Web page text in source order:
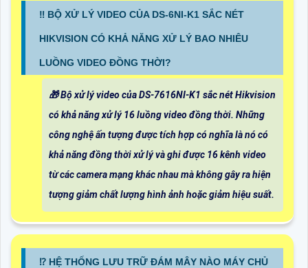
‼️ BỘ XỬ LÝ VIDEO CỦA DS-6NI-K1 SẮC NÉT
HIKVISION CÓ KHẢ NĂNG XỬ LÝ BAO NHIÊU
LUỒNG VIDEO ĐỒNG THỜI?
🎁 Bộ xử lý video của DS-7616NI-K1 sắc nét Hikvision
có khả năng xử lý 16 luồng video đồng thời. Những
công nghệ ấn tượng được tích hợp có nghĩa là nó có
khả năng đồng thời xử lý và ghi được 16 kênh video
từ các camera mạng khác nhau mà không gây ra hiện
tượng giảm chất lượng hình ảnh hoặc giảm hiệu suất.
⁉️ HỆ THỐNG LƯU TRỮ ĐÁM MÂY NÀO MÁY CHỦ